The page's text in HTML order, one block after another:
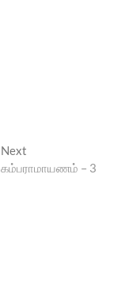
Next
post:
கம்பராமாயணம் – 3